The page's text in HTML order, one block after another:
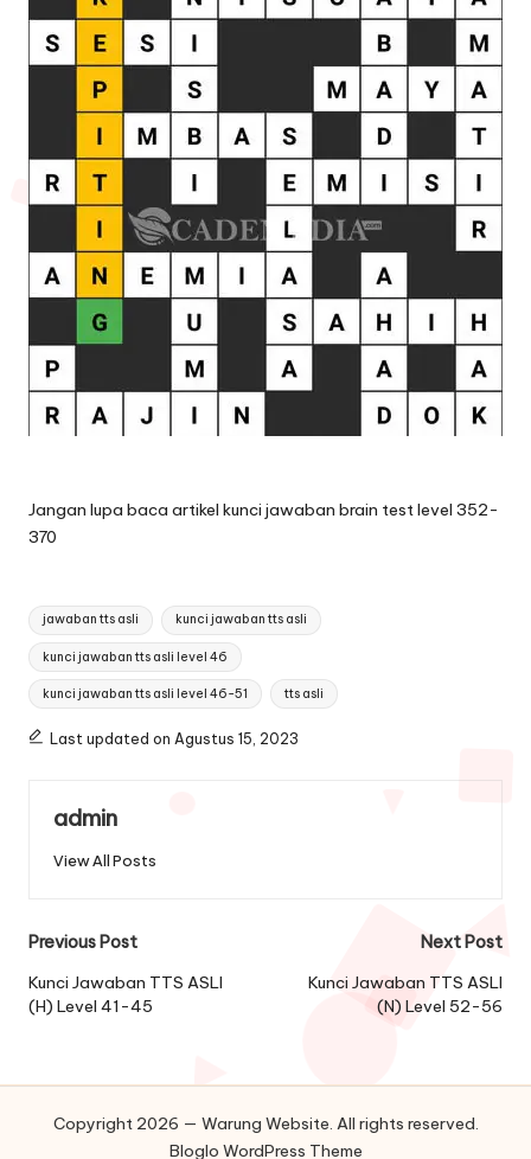
Jangan lupa baca artikel kunci jawaban brain test level 352-
370
Tags:
jawaban tts asli kunci jawaban tts asli
kunci jawaban tts asli level 46
kunci jawaban tts asli level 46-51 tts asli
Last updated on Agustus 15, 2023
admin
View All Posts
Post
navigation
Previous Post
Kunci Jawaban TTS ASLI
(H) Level 41-45
Next Post
Kunci Jawaban TTS ASLI
(N) Level 52-56
Copyright 2026 — Warung Website. All rights reserved.
Bloglo WordPress Theme